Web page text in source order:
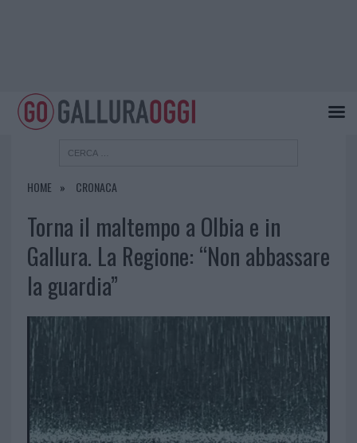
HOME CRONACA
Torna il maltempo a Olbia e in
Gallura. La Regione: “Non abbassare
la guardia”